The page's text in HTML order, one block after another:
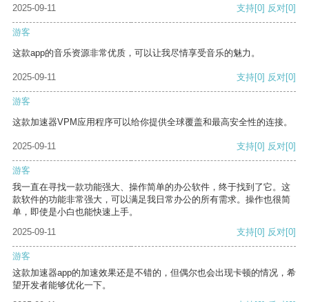
2025-09-11
支持[0] 反对[0]
游客
这款app的音乐资源非常优质，可以让我尽情享受音乐的魅力。
2025-09-11 支持[0] 反对[0]
游客
这款加速器VPM应用程序可以给你提供全球覆盖和最高安全性的连接。
2025-09-11 支持[0] 反对[0]
游客
我一直在寻找一款功能强大、操作简单的办公软件，终于找到了它。这
款软件的功能非常强大，可以满足我日常办公的所有需求。操作也很简
单，即使是小白也能快速上手。
2025-09-11
支持[0] 反对[0]
游客
这款加速器app的加速效果还是不错的，但偶尔也会出现卡顿的情况，希
望开发者能够优化一下。